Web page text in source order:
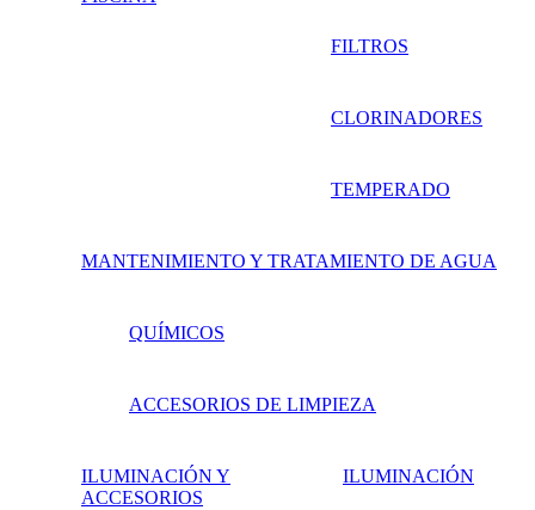
FILTROS
CLORINADORES
TEMPERADO
MANTENIMIENTO Y TRATAMIENTO DE AGUA
QUÍMICOS
ACCESORIOS DE LIMPIEZA
ILUMINACIÓN Y
ACCESORIOS
ILUMINACIÓN